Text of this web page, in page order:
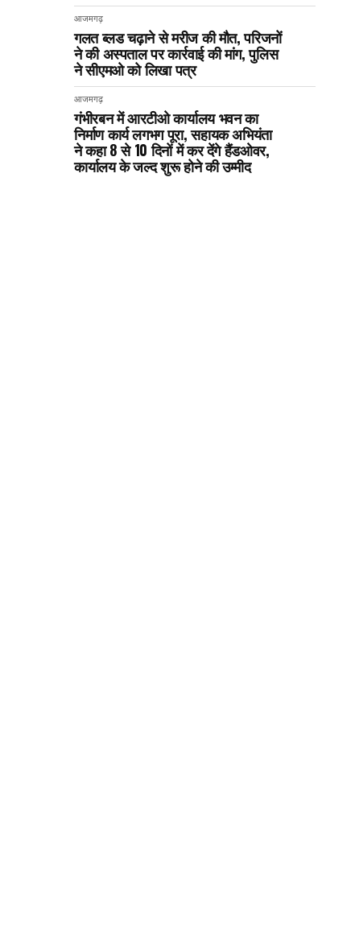
आजमगढ़
गलत ब्लड चढ़ाने से मरीज की मौत, परिजनों
ने की अस्पताल पर कार्रवाई की मांग, पुलिस
ने सीएमओ को लिखा पत्र
आजमगढ़
गंभीरबन में आरटीओ कार्यालय भवन का
निर्माण कार्य लगभग पूरा, सहायक अभियंता
ने कहा 8 से 10 दिनों में कर देंगे हैंडओवर,
कार्यालय के जल्द शुरू होने की उम्मीद